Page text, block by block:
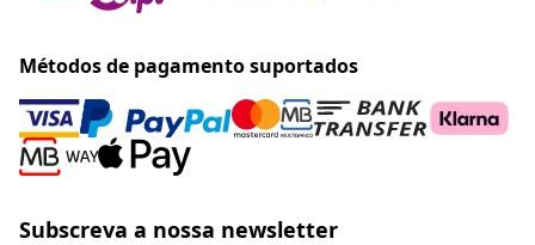
Métodos de pagamento suportados
Subscreva a nossa newsletter